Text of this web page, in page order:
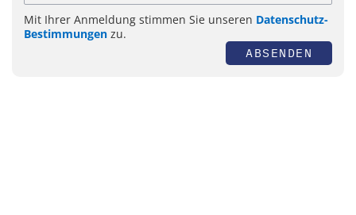
Mit Ihrer Anmeldung stimmen Sie unseren Datenschutz-
Bestimmungen zu.
ABSENDEN